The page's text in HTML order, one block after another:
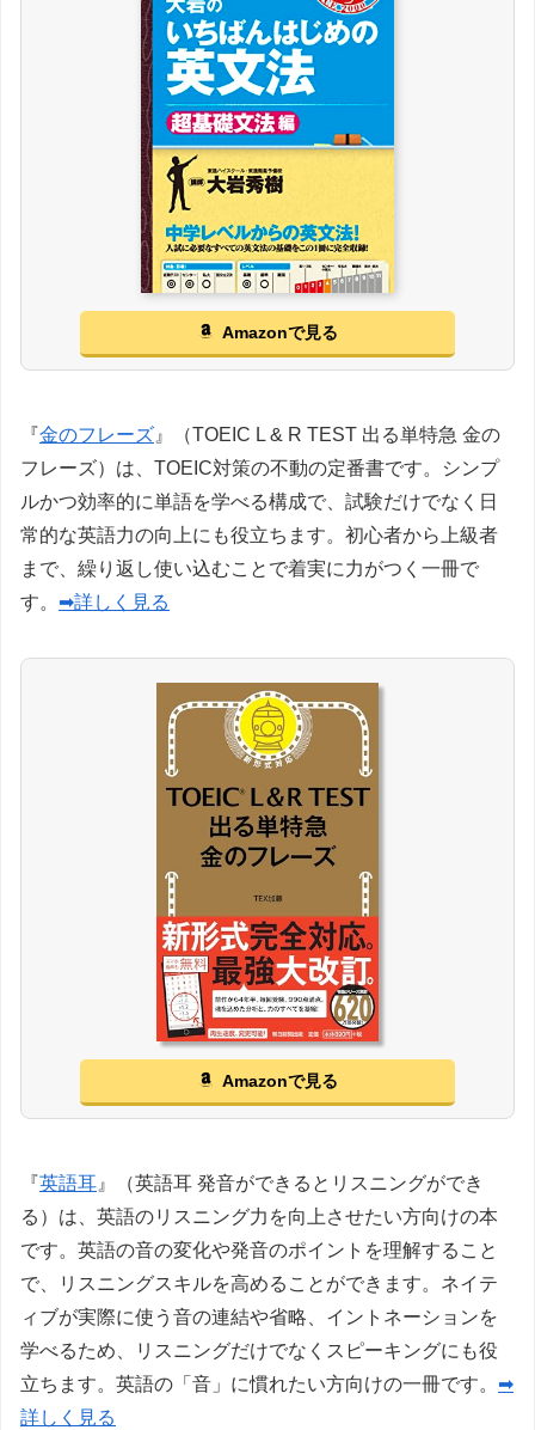
Amazonで見る
『金のフレーズ 』（TOEIC L & R TEST 出る単特急 金の
フレーズ）は、TOEIC対策の不動の定番書です。シンプ
ルかつ効率的に単語を学べる構成で、試験だけでなく日
常的な英語力の向上にも役立ちます。初心者から上級者
まで、繰り返し使い込むことで着実に力がつく一冊で
す。 ➡詳しく見る
Amazonで見る
『英語耳 』（英語耳 発音ができるとリスニングができ
る）は、英語のリスニング力を向上させたい方向けの本
です。英語の音の変化や発音のポイントを理解すること
で、リスニングスキルを高めることができます。ネイテ
ィブが実際に使う音の連結や省略、イントネーションを
学べるため、リスニングだけでなくスピーキングにも役
立ちます。英語の「音」に慣れたい方向けの一冊です。 ➡
詳しく見る